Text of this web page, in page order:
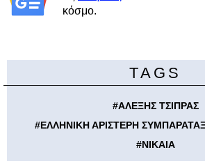
κόσμο.
TAGS
#ΑΛΕΞΗΣ ΤΣΙΠΡΑΣ
#ΕΛΛΗΝΙΚΗ ΑΡΙΣΤΕΡΗ
#ΝΙΚΑΙΑ